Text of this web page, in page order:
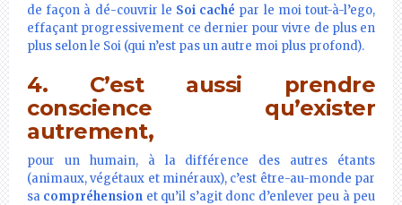
de façon à dé-couvrir le Soi caché par le moi tout-à-l’ego,
effaçant progressivement ce dernier pour vivre de plus en
plus selon le Soi (qui n’est pas un autre moi plus profond).
4. C’est aussi prendre
conscience qu’exister
autrement,
pour un humain, à la différence des autres étants
(animaux, végétaux et minéraux), c’est être-au-monde par
sa compréhension et qu’il s’agit donc d’enlever peu à peu